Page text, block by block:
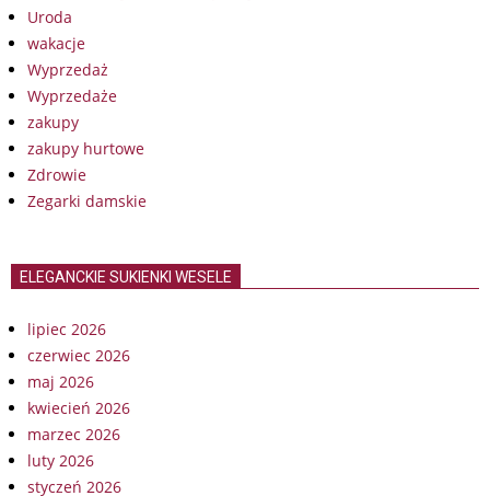
Uroda
wakacje
Wyprzedaż
Wyprzedaże
zakupy
zakupy hurtowe
Zdrowie
Zegarki damskie
ELEGANCKIE SUKIENKI WESELE
lipiec 2026
czerwiec 2026
maj 2026
kwiecień 2026
marzec 2026
luty 2026
styczeń 2026